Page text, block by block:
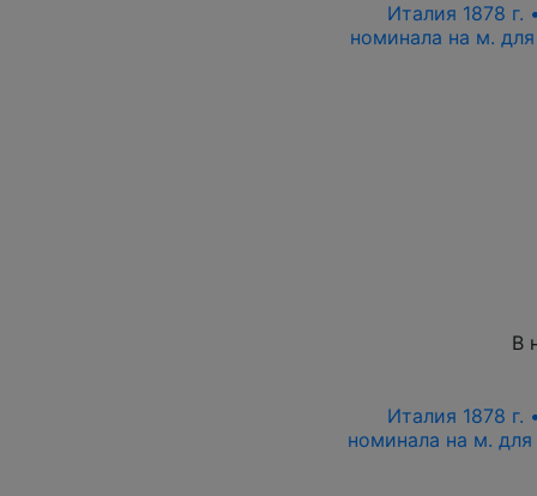
Италия 1878 г.
номинала на м.
В
Италия 1878 г.
номинала на м.